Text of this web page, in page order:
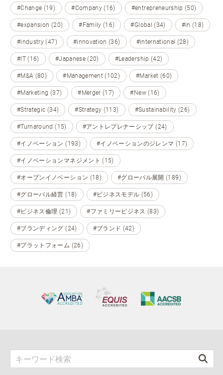
#Change (19) #Company (16) #entrepreneurship (50)
#expansion (20) #Family (16) #Global (34) #in (18)
#industry (47) #innovation (36) #international (28)
#IT (16) #Japanese (20) #Leadership (42)
#M&A (80) #Management (102) #Market (60)
#Marketing (37) #Merger (17) #New (16)
#Strategic (34) #Strategy (113) #Sustainability (26)
#Turnaround (15) #アントレプレナーシップ (24)
#イノベーション (193) #イノベーションのジレンマ (17)
#イノベーションマネジメント (15)
#オープンイノベーション (18) #グローバル展開 (189)
#グローバル経営 (18) #ビジネスモデル (56)
#ビジネス倫理 (21) #ファミリービジネス (83)
#ブランディング (24) #ブランド (42)
#プラットフォーム (26)